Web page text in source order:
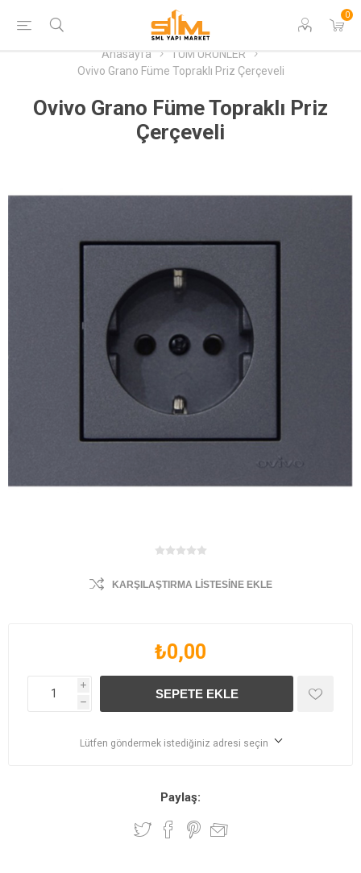
0
Anasayfa
TÜM ÜRÜNLER
Ovivo Grano Füme Topraklı Priz Çerçeveli
Ovivo Grano Füme Topraklı Priz
Çerçeveli
KARŞILAŞTIRMA LISTESINE EKLE
₺0,00
i
h
Lütfen göndermek istediğiniz adresi seçin
Paylaş: